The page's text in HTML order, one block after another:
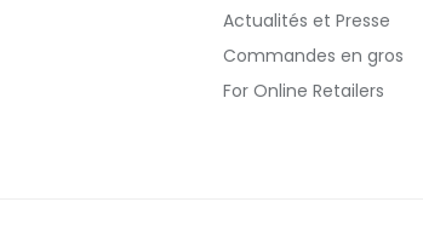
Actualités et Presse
Commandes en gros
For Online Retailers